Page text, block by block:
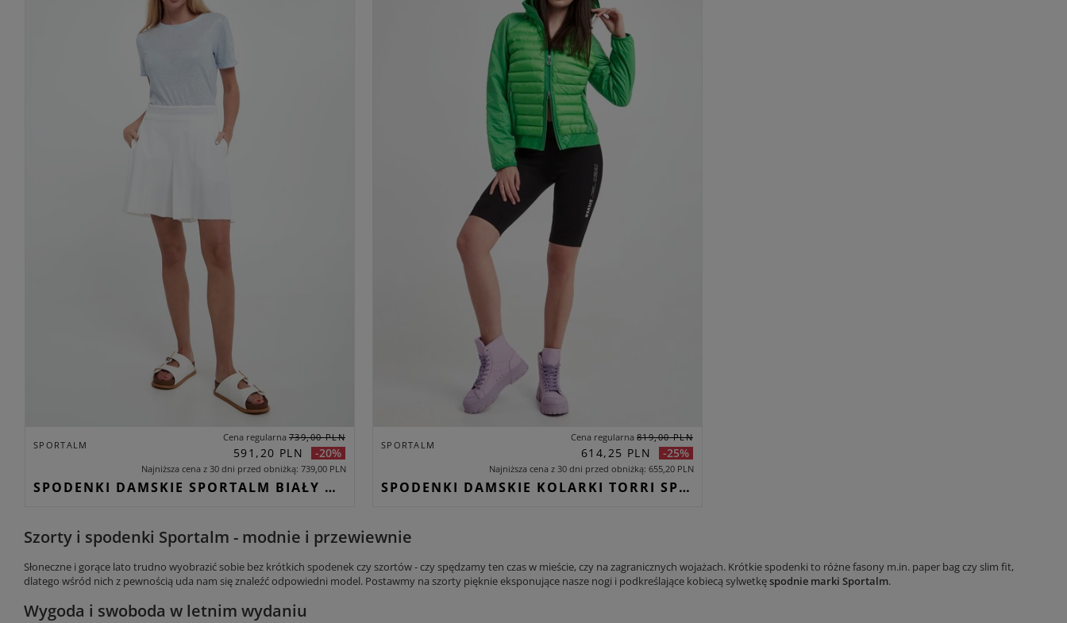
SPORTALM
Cena regularna 739,00 PLN
591,20 PLN -20%
Najniższa cena z 30 dni przed obniżką 739,00 PLN
SPODENKI DAMSKIE SPORTALM BIAŁY REGULAR
SPORTALM
Cena regularna 819,00 PLN
614,25 PLN -25%
Najniższa cena z 30 dni przed obniżką 655,20 PLN
SPODENKI DAMSKIE KOLARKI TORRI SPORTALM CZARNY SKINNY
Szorty i spodenki Sportalm - modnie i przewiewnie
Słoneczne i gorące lato trudno wyobrazić sobie bez krótkich spodenek czy szortów - czy spędzamy ten czas w mieście, czy na zagranicznych wojażach. Krótkie spodenki to różne fasony m.in. paper bag czy slim fit,
dlatego wśród nich z pewnością uda nam się znaleźć odpowiedni model. Postawmy na szorty pięknie eksponujące nasze nogi i podkreślające kobiecą sylwetkęspodnie marki Sportalm.
Wygoda i swoboda w letnim wydaniu